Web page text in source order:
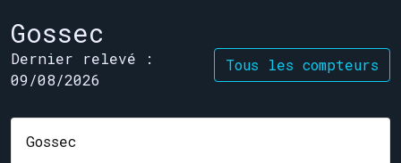
Gossec
Tous les compteurs
Dernier relevé :
09/08/2026
Gossec